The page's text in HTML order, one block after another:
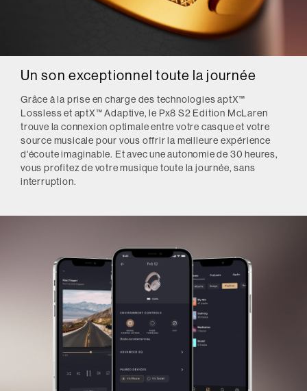
Un son exceptionnel toute la journée
Grâce à la prise en charge des technologies aptX™
Lossless et aptX™ Adaptive, le Px8 S2 Edition McLaren
trouve la connexion optimale entre votre casque et votre
source musicale pour vous offrir la meilleure expérience
d'écoute imaginable. Et avec une autonomie de 30 heures,
vous profitez de votre musique toute la journée, sans
interruption.